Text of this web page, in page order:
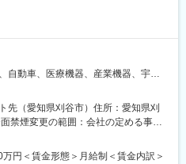
務
導体製造装置の実機を使った設備技
術基礎教育（3D-CAD）など、専門
発展に貢献してまいりました。長年
自動車、医療機器、産業機器、宇宙
エンジニアとしてこれらのプロジェ
。配属先の業務は、経験やスキルを
先（愛知県刈谷市）住所：愛知県刈
禁煙変更の範囲：会社の定める事業
円＜賃金形態＞月給制＜賃金内訳＞